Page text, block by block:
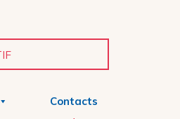
Contacts